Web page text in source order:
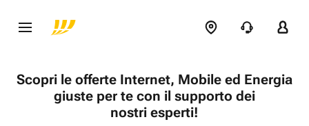
Scopri le offerte Internet, Mobile ed Energia
giuste per te con il supporto dei
nostri esperti!